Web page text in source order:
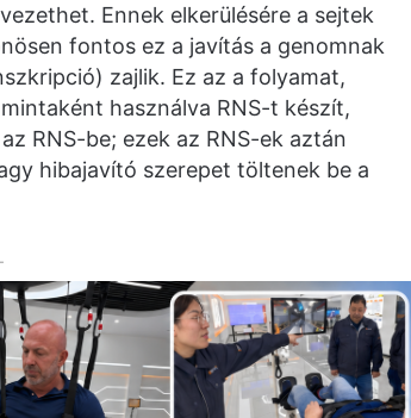
Ennek elkerülésére a sejtek
fontos ez a javítás a genomnak
zajlik. Ez az a folyamat,
használva RNS-t készít,
RNS-be; ezek az RNS-ek aztán
hibajavító szerepet töltenek be a